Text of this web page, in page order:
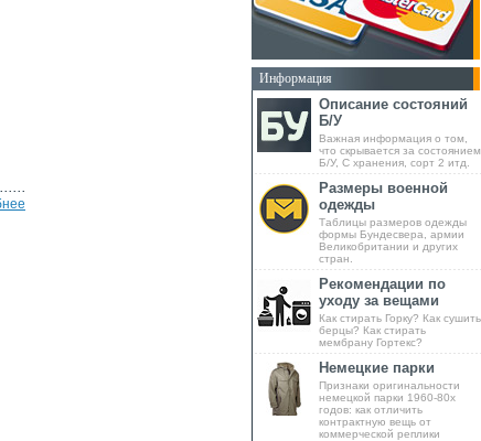
Информация
Описание состояний
Б/У
Важная информация о том,
что скрывается за состоянием
Б/У, С хранения, сорт 2 итд.
Размеры военной
одежды
Таблицы размеров одежды
формы Бундесвера, армии
Великобритании и других
стран.
Рекомендации по
уходу за вещами
Как стирать Горку? Как сушить
берцы? Как стирать
мембрану Гортекс?
Немецкие парки
Признаки оригинальности
немецкой парки 1960-80х
годов: как отличить
контрактную вещь от
коммерческой реплики